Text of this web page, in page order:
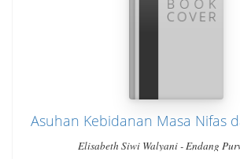
Asuhan Kebidanan Masa Nifas
Elisabeth Siwi Walyani - Endang